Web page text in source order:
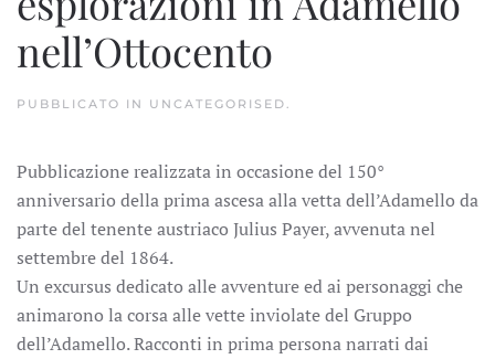
nell’Ottocento
PUBBLICATO IN UNCATEGORISED.
Pubblicazione realizzata in occasione del 150°
anniversario della prima ascesa alla vetta dell’Adamello da
parte del tenente austriaco Julius Payer, avvenuta nel
settembre del 1864.
Un excursus dedicato alle avventure ed ai personaggi che
animarono la corsa alle vette inviolate del Gruppo
dell’Adamello. Racconti in prima persona narrati dai